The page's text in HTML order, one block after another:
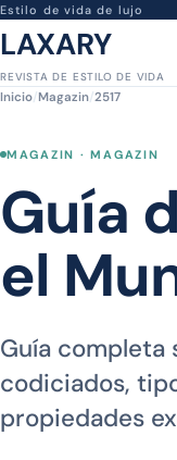
Estilo de vida de lujo
LAXARY
REVISTA DE ESTILO DE VIDA
Inicio/Magazin/2517
MAGAZIN · MAGAZIN
Guía
el
Guía completa
codiciados,
propiedades